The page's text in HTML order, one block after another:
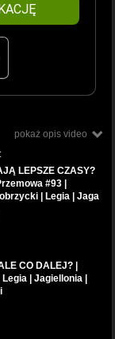
pokaż opis video
LEPSZE CZASY?
#93 |
| Legia | Jaga
CO DALEJ? |
| Jagiellonia |